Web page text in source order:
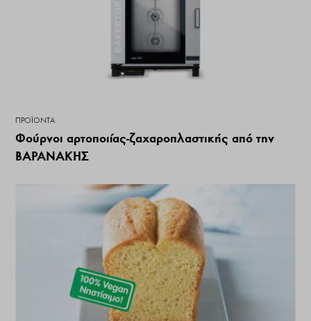
ΠΡΟΪΌΝΤΑ
Φούρνοι αρτοποιίας-ζαχαροπλαστικής από την
ΒΑΡΑΝΑΚΗΣ